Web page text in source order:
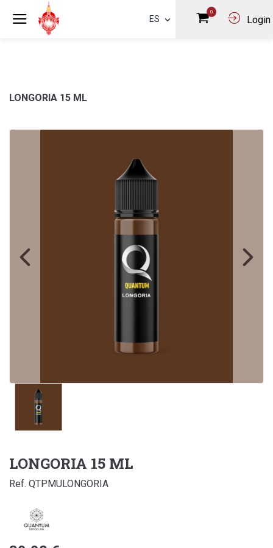
ES
0
Login
LONGORIA 15 ML
LONGORIA 15 ML
Ref. QTPMULONGORIA